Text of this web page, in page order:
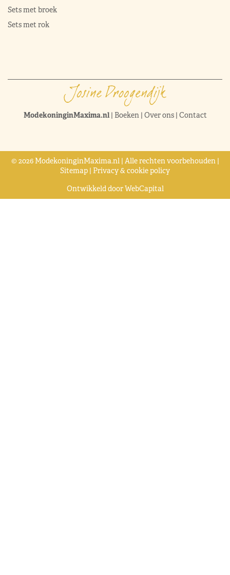
Sets met broek
Sets met rok
ModekoninginMaxima.nl| Boeken| Over ons| Contact
© 2026 ModekoninginMaxima.nl | Alle rechten voorbehouden |
Sitemap | Privacy & cookie policy
Ontwikkeld doorWebCapital